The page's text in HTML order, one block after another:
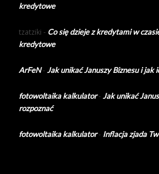
kredytowe
tzatziki - Co się dzieje z kredytami w
kredytowe
ArFeN- Jak unikać Januszy Biznesu i jak
fotowoltaika kalkulator- Jak unikać
rozpoznać
fotowoltaika kalkulator- Inflacja zjada